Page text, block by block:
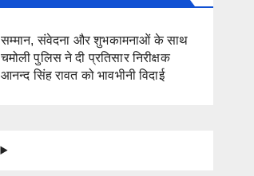
सम्मान, संवेदना और शुभकामनाओं के साथ
चमोली पुलिस ने दी प्रतिसार निरीक्षक
आनन्द सिंह रावत को भावभीनी विदाई